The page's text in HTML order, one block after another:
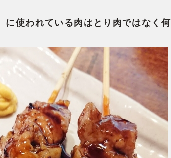
に使われている肉はとり肉ではなく何